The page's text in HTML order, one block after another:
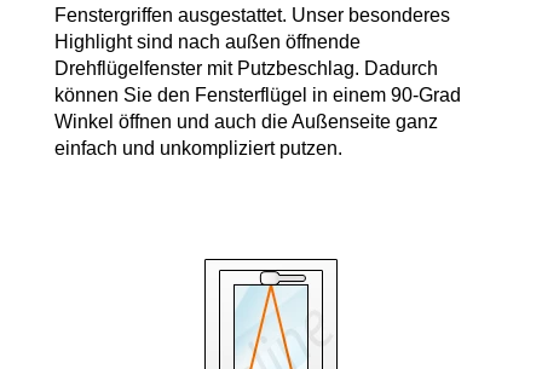
Fenstergriffen ausgestattet. Unser besonderes
Highlight sind nach außen öffnende
Drehflügelfenster mit Putzbeschlag. Dadurch
können Sie den Fensterflügel in einem 90-Grad
Winkel öffnen und auch die Außenseite ganz
einfach und unkompliziert putzen.